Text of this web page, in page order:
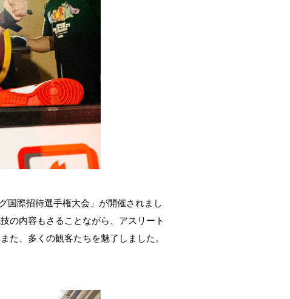
国際招待選手権大会」が開催されまし
の内容もさることながら、アスリート
た、多くの観客たちを魅了しました。